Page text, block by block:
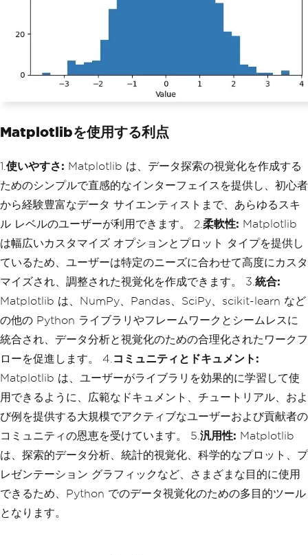
Matplotlibを使用する利点
1. 使いやすさ: Matplotlib は、データ探索の視覚化を作成する
ためのシンプルで直感的なインターフェイスを提供し、初心者
から経験豊富なデータ サイエンティストまで、あらゆるスキ
ル レベルのユーザーが利用できます。 2. 柔軟性: Matplotlib
は幅広いカスタマイズ オプションとプロット タイプを提供し
ているため、ユーザーは特定のニーズに合わせて高度にカスタ
マイズされ、調整された視覚化を作成できます。 3. 統合:
Matplotlib は、NumPy、Pandas、SciPy、scikit-learn など
の他の Python ライブラリやフレームワークとシームレスに
統合され、データ分析と視覚化のための合理化されたワークフ
ローを促進します。 4. コミュニティとドキュメント:
Matplotlib は、ユーザーがライブラリを効果的に学習して使
用できるように、広範なドキュメント、チュートリアル、およ
び例を提供する大規模でアクティブなユーザーおよび貢献者の
コミュニティの恩恵を受けています。 5. 汎用性: Matplotlib
は、探索的データ分析、統計的視覚化、科学的なプロット、プ
レゼンテーション グラフィックなど、さまざまな目的に使用
できるため、Python でのデータ視覚化のための多目的ツール
となります。